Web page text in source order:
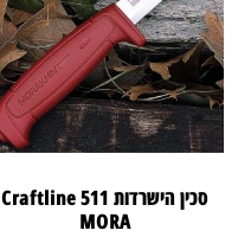
סכין הישרדות Craftline 511
MORA